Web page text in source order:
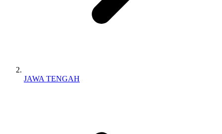
JAWA TENGAH